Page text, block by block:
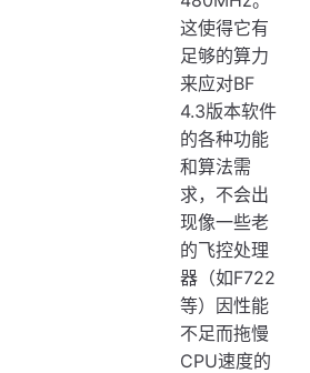
这使得它有
足够的算力
来应对BF
4.3版本软件
的各种功能
和算法需
求，不会出
现像一些老
的飞控处理
器（如F722
等）因性能
不足而拖慢
CPU速度的